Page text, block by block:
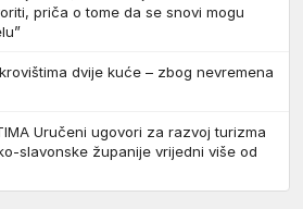
priča o tome da se snovi mogu
dvije kuće – zbog nevremena
Uručeni ugovori za razvoj turizma
slavonske županije vrijedni više od